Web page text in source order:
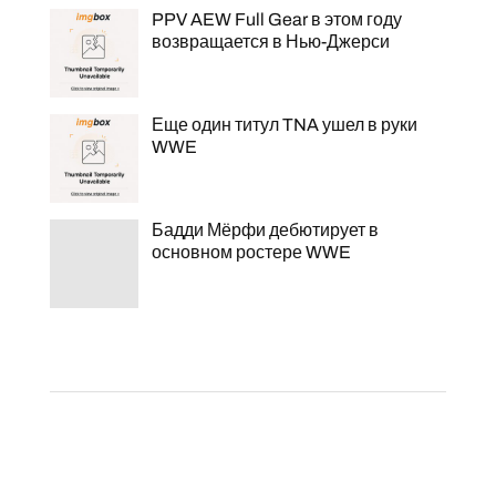
PPV AEW Full Gear в этом году
возвращается в Нью-Джерси
Еще один титул TNA ушел в руки
WWE
Бадди Мёрфи дебютирует в
основном ростере WWE